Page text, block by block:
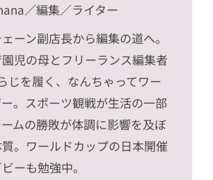
／編集／ライター
ーン副店長から編集の道へ。
児の母とフリーランス編集者
じを履く、なんちゃってワー
。スポーツ観戦が生活の一部
ムの勝敗が体調に影響を及ぼ
。ワールドカップの日本開催
ーも勉強中。